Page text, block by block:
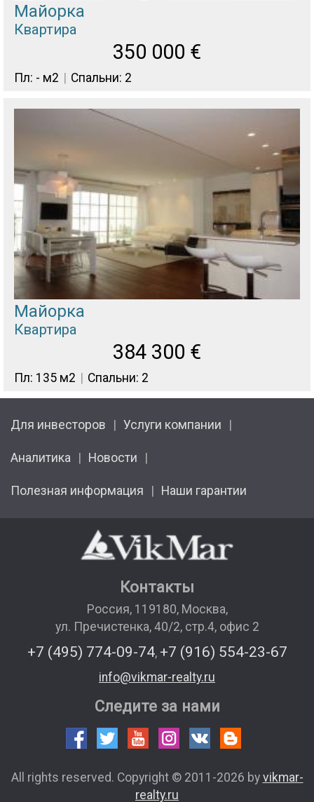
Майорка
Квартира
350 000 €
Пл: - м2 Спальни: 2
Майорка
Квартира
384 300 €
Пл: 135 м2 Спальни: 2
Для инвесторов Услуги компании
Аналитика Новости
Полезная информация Наши гарантии
Контакты
Россия, 119180, Москва,
ул. Пречистенка, 40/2, стр.4, офис 2
+7 (495) 774-09-74, +7 (916) 554-23-67
info@vikmar-realty.ru
Следите за нами
All rights reserved. Copyright © 2011-2026 by vikmar-
realty.ru